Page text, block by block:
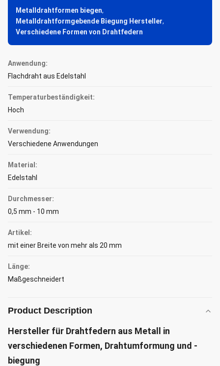
Metalldrahtformen biegen,
Metalldrahtformgebende Biegung Hersteller,
Verschiedene Formen von Drahtfedern
Anwendung:
Flachdraht aus Edelstahl
Temperaturbeständigkeit:
Hoch
Verwendung:
Verschiedene Anwendungen
Material:
Edelstahl
Durchmesser:
0,5 mm - 10 mm
Artikel:
mit einer Breite von mehr als 20 mm
Länge:
Maßgeschneidert
Product Description
Hersteller für Drahtfedern aus Metall in
verschiedenen Formen, Drahtumformung und -
biegung